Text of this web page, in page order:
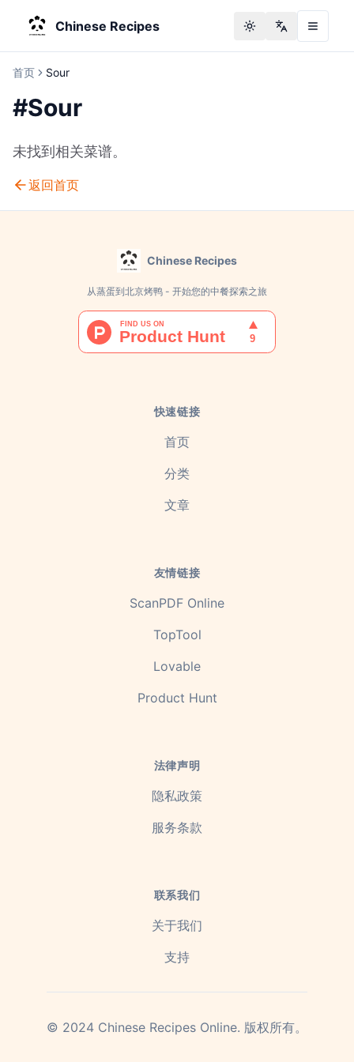
Chinese Recipes Toggle theme
Change
首页 Sour
#Sour
未找到相关菜谱。
返回首页
Chinese Recipes
从蒸蛋到北京烤鸭 - 开始您的中餐探索之旅
快速链接
首页
分类
文章
友情链接
ScanPDF Online
TopTool
Lovable
Product Hunt
法律声明
隐私政策
服务条款
联系我们
关于我们
支持
© 2024 Chinese Recipes Online. 版权所有。